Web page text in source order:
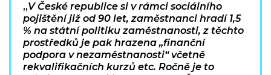
„V České republice si v rámci sociálního
pojištění již od 90 let, zaměstnanci hradí 1,5
% na státní politiku zaměstnanosti, z těchto
prostředků je pak hrazena „finanční
podpora v nezaměstnanosti“ včetně
rekvalifikačních kurzů etc. Ročně je to